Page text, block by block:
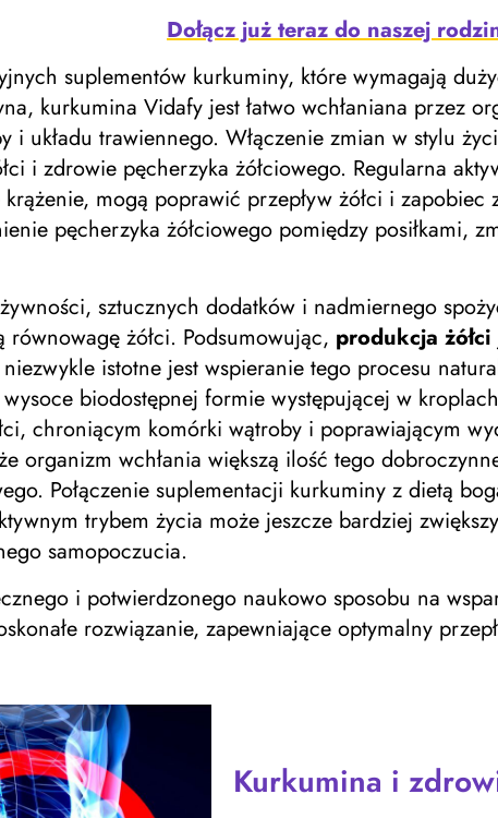
Dołącz już teraz do naszej
suplementów kurkuminy, które wymagają
kurkumina Vidafy jest łatwo wchłaniana przez
i układu trawiennego. Włączenie zmian w stylu
i zdrowie pęcherzyka żółciowego. Regularna
mogą poprawić przepływ żółci i
pęcherzyka żółciowego pomiędzy posiłkami,
sztucznych dodatków i nadmiernego
żółci. Podsumowując, produkcja żółci
istotne jest wspieranie tego procesu
biodostępnej formie występującej w
chroniącym komórki wątroby i poprawiającym
​​organizm wchłania większą ilość tego
Połączenie suplementacji kurkuminy z dietą
trybem życia może jeszcze bardziej
samopoczucia.
i potwierdzonego naukowo sposobu na
rozwiązanie, zapewniające optymalny
Kurkumina i